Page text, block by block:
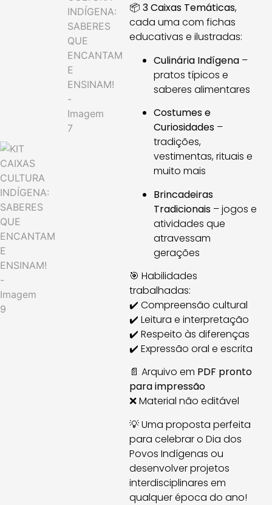
📦 3 Caixas Temáticas,
cada uma com fichas
educativas e ilustradas:
Culinária Indígena–
pratos típicos e
saberes alimentares
Costumes e
Curiosidades–
tradições,
vestimentas, rituais e
muito mais
Brincadeiras
Tradicionais– jogos e
atividades que
atravessam
gerações
🎯 Habilidades
trabalhadas:
✔️ Compreensão cultural
✔️ Leitura e interpretação
✔️ Respeito às diferenças
✔️ Expressão oral e escrita
📄 Arquivo em PDF pronto
para impressão
❌ Material não editável
💡 Uma proposta perfeita
para celebrar o Dia dos
Povos Indígenas ou
desenvolver projetos
interdisciplinares em
qualquer época do ano!